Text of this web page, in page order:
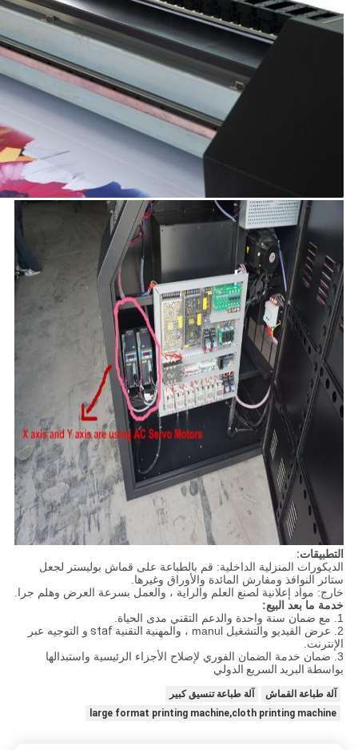
التطبيقات:
الديكورات المنزلية الداخلية: قم بالطباعة على قماش بوليستر لجعل
ستائر النوافذ ومفارش المائدة والأوراق وغيرها.
خارج: مواد إعلانية لصنع العلم والراية ، والعمل بسرعة العرض وهلم جرا.
خدمة ما بعد البيع:
1. مع ضمان سنة واحدة والدعم التقني مدى الحياة.
2. عرض الفيديو والتشغيل manul ، والمهنية
التقنية staf
و التوجيه عبر
الإنترنت.
3. ضمان خدمة الضمان الفوري لإصلاح الأجزاء الرئيسية واستبدالها
بواسطة البريد السريع الدولي
آلة طباعة القماش
آلة طباعة تنسيق كبير
large format printing machine,cloth printing machine